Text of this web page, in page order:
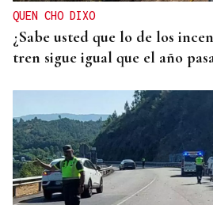
QUEN CHO DIXO
¿Sabe usted que lo de los
tren sigue igual que el año